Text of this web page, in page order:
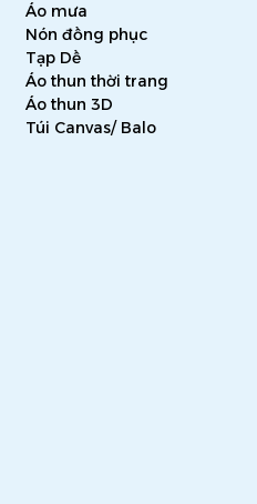
Áo mưa
Nón đồng phục
Tạp Dề
Áo thun thời trang
Áo thun 3D
Túi Canvas/ Balo